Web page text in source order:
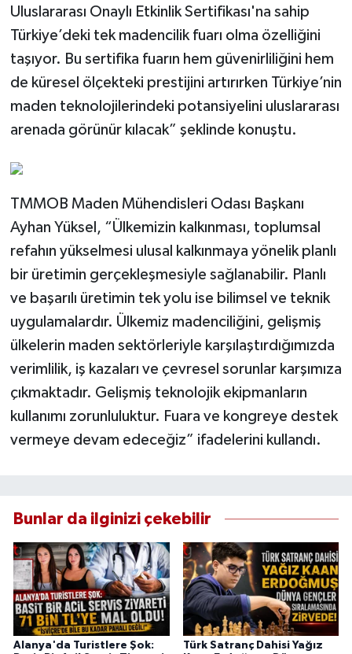
Uluslararası Onaylı Etkinlik Sertifikası'na sahip
Türkiye’deki tek madencilik fuarı olma özelliğini
taşıyor. Bu sertifika fuarın hem güvenirliliğini hem
de küresel ölçekteki prestijini artırırken Türkiye’nin
maden teknolojilerindeki potansiyelini uluslararası
arenada görünür kılacak” şeklinde konuştu.
TMMOB Maden Mühendisleri Odası Başkanı
Ayhan Yüksel, “Ülkemizin kalkınması, toplumsal
refahın yükselmesi ulusal kalkınmaya yönelik planlı
bir üretimin gerçekleşmesiyle sağlanabilir. Planlı
ve başarılı üretimin tek yolu ise bilimsel ve teknik
uygulamalardır. Ülkemiz madenciliğini, gelişmiş
ülkelerin maden sektörleriyle karşılaştırdığımızda
verimlilik, iş kazaları ve çevresel sorunlar karşımıza
çıkmaktadır. Gelişmiş teknolojik ekipmanların
kullanımı zorunluluktur. Fuara ve kongreye destek
vermeye devam edeceğiz” ifadelerini kullandı.
Bunlar da ilginizi çekebilir
Alanya'da Turistlere Şok:
Türk Satranç Dahisi Yağız